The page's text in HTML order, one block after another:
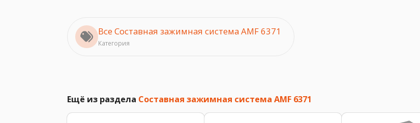
Все Составная зажимная система AMF 6371
Категория
Ещё из раздела Составная зажимная система AMF 6371